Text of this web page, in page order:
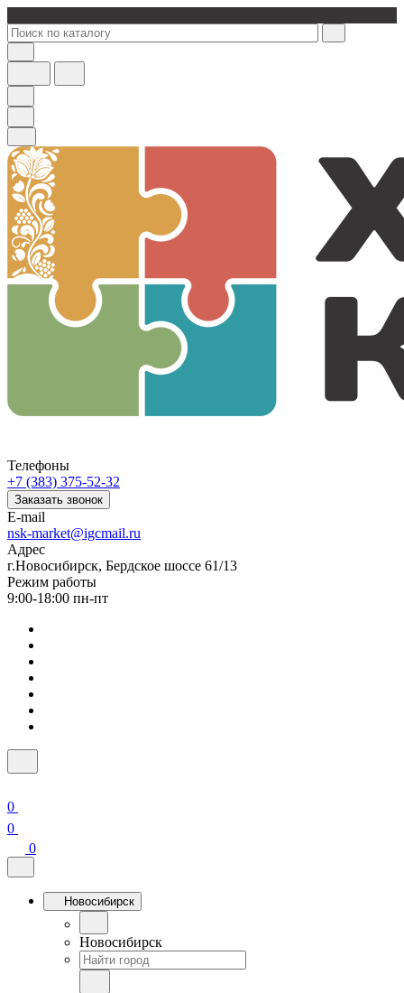
Телефоны
+7 (383) 375-52-32
Заказать звонок
E-mail
nsk-market@igcmail.ru
Адрес
г.Новосибирск, Бердское шоссе 61/13
Режим работы
9:00-18:00 пн-пт
0
0
0
Новосибирск
Новосибирск